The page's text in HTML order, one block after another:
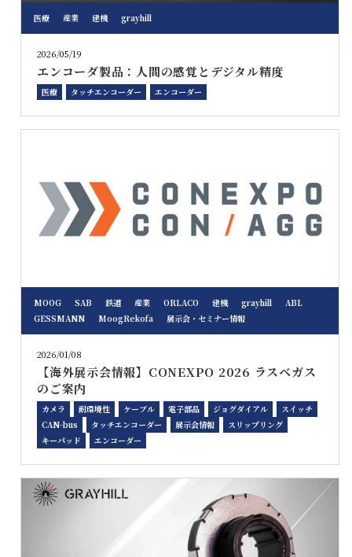
医療 産業 建機 grayhill
2026/05/19
エンコーダ製品：人間の感覚とデジタル精度
医療 タッチエンコーダー エンコーダー
MOOG SAB 鉄道 産業 ORLACO 建機 grayhill
ABL
GESSMANN
MoogRekofa 展示会・セミナー情報
2026/01/08
【海外展示会情報】CONEXPO 2026 ラスベガス
のご案内
カメラ 耐環境性 ケーブル 電子部品 ジョグダイアル
スイッチ
CAN-bus
タッチエンコーダー 展示会情報
スリップリング
キーパッド
エンコーダー